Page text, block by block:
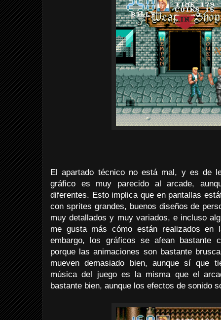
El apartado técnico no está mal, y es de
gráfico es muy parecido al arcade,
diferentes. Esto implica que en pantallas
con sprites grandes, buenos diseños de
muy detallados y muy variados, e incluso
me gusta más cómo están realizados en
embargo, los gráficos se afean bastante
porque las animaciones son bastante
mueven demasiado bien, aunque sí que
música del juego es la misma que el
bastante bien, aunque los efectos de sonido